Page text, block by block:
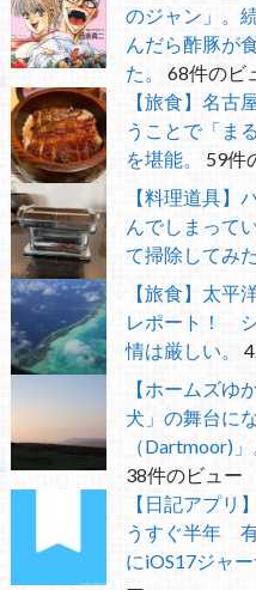
のジャン」。
んだら酢豚が
た。
68件のビ
【旅食】名古
うことで「ま
を堪能。
59件
【料理道具】
んでしまって
て掃除してみた
【旅食】太平
レポート！
情は厳しい。
【ホームズゆ
犬」の舞台に
（Dartmoor)
38件のビュー
【日記アプリ
うすぐ半年
にiOS17ジャ